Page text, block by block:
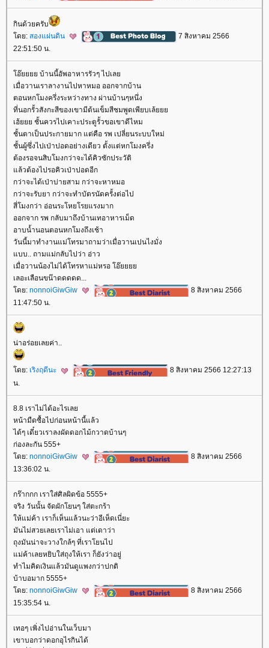
กินด้วยครับ
ดย: สองแผ่นดิน
7 สิงหาคม 2566
22:51:50 น.
อ๊ยยยย บ้านนี้อัพอาหารรัวๆ ไปเล
เมื่อวานเราลางานไปหาหมอ ออกจากบ้าน
ตอนหกโมงครึ่งระหว่างทาง ผ่านบ้านๆหนึ่ง
ที่นอกรั้วสังกะสีของเขามีต้นเข็มสีชมพูดเพียบเล้
เฮ้ยยย ชั้นควรไปเคาะประตูรั้วขอเขาดีไหม
ชั้นตาเป็นประกายมาก แต่คือ รพ เปลี่ยนระบบใหม่
ชั้นผู้ซึ่งไปเป่าปอดอย่างเดียว ตั้งแต่หกโมงครึ่ง
ต้องรอจนสิบโมงกว่าจะได้คิวซักประวัติ
ล้วต้องไปรอคิวเป่าปอดอีก
กว่าจะได้เป่าบ่ายสาม กว่าจะหาหมอ
กว่าจะรับยา กว่าจะทำบัตรนัดครั้งต่อไป
สี่โมงกว่า อ่อนระโหยโรยแรงมาก
ออกจาก รพ กลับมาถึงบ้านเทอาหารเม็ด
อาบน้ำนอนตอนหกโมงถึงเช้า
วันนี้มาทำงานแม่โทรมาถามว่าเมื่อวานเปนไงมั่ง
บบ.. ถามแม่กลับไปว่า อ่าว
เมื่อวานน้องไม่ได้โทรหาแม่หรอ โอ๊
เลอะเลือนขน๊าดดดดด...
ดย: nonnoiGiwGiw
8 สิงหาคม 2566
11:47:50 น.
น่าอร่อยเลยค่า..
ดย: เริงฤดีนะ
8 สิงหาคม 2566 12:27:13
น.
8.8 เราไม่ได้อะไรเล
หน้ามืดซื้อไปก่อนหน้านี้แล้ว
ได้ๆ เดี๋ยวเราลงผัดดอกไม้กวาดบ้านๆ
ก่องละกัน 555+
ดย: nonnoiGiwGiw
8 สิงหาคม 2566
13:36:02 น.
กร๊ากกก เราใส่ศิลผิดข้อ 5555+
จริง วันนั้น จัดผักโยนๆ ใส่ตะกร้า
ห้แม่ค้า เราก็เห็นแล้วนะว่าอีเห็ดเนี่ยะ
มันไม่สวยเลยเราไม่เอา แต่เดาว่า
ถุงมันน่าจะวางใกล้ๆ ที่เราโยนไป
ม่ค้าเลยหยิบใส่ถุงให้เรา ก็ยังว่าอยู่
ทำไมคิดเงินแล้วมันดูแพงกว่าปกติ
บ้าบอมาก 5555+
ดย: nonnoiGiwGiw
8 สิงหาคม 2566
15:35:54 น.
เทอๆ เพิ่งไปอ่านในเว็บมา
เขาบอกว่าดอกอุไรกินได้